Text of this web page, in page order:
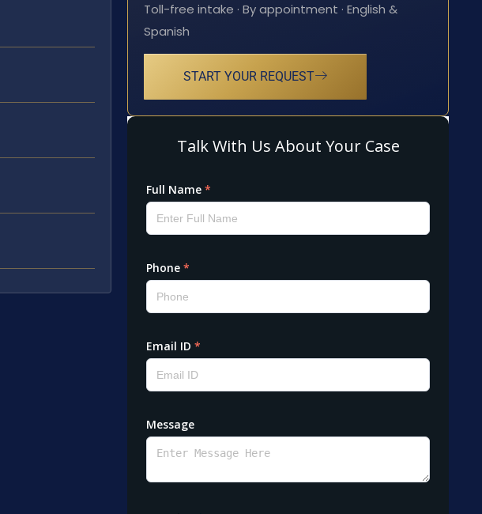
Toll-free intake · By appointment · English &
Spanish
START YOUR REQUEST